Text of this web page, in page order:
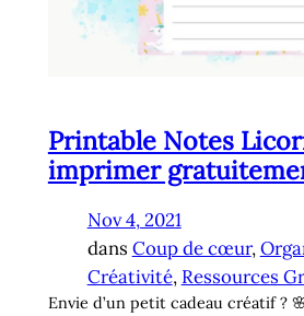
Printable Notes
imprimer
Nov 4, 2021
dans Coup de cœur,
Créativité, Ressources
Envie d’un petit cadeau créatif ?